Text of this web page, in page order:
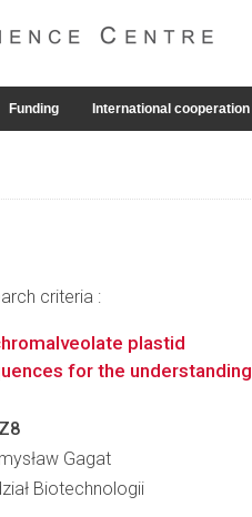
Funding International cooperation
criteria :
plastid
for the understanding
Gagat
Biotechnologii